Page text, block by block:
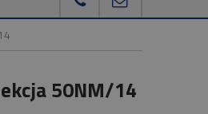
50NM/14